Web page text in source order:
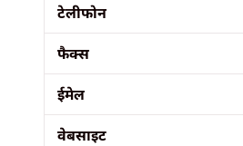
टेलीफोन
फैक्स
ईमेल
वेबसाइट